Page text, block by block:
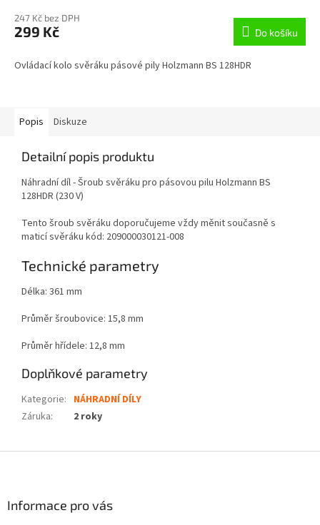
247 Kč bez DPH
299 Kč Do košíku
Ovládací kolo svěráku pásové pily Holzmann BS 128HDR
Popis Diskuze
Detailní popis produktu
Náhradní díl - Šroub svěráku pro pásovou pilu Holzmann BS
128HDR (230 V)
Tento šroub svěráku doporučujeme vždy měnit současně s
maticí svěráku kód: 209000030121-008
Technické parametry
Délka: 361 mm
Průměr šroubovice: 15,8 mm
Průměr hřídele: 12,8 mm
Doplňkové parametry
Kategorie: NÁHRADNÍ DÍLY
Záruka: 2 roky
Informace pro vás